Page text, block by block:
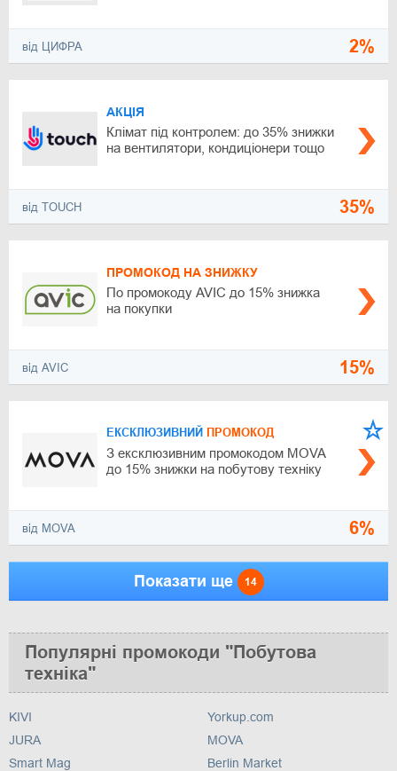
від ЦИФРА 2%
АКЦІЯ
Клімат під контролем: до 35% знижки
на вентилятори, кондиціонери тощо
від TOUCH 35%
ПРОМОКОД НА ЗНИЖКУ
По промокоду AVIC до 15% знижка
на покупки
від AVIC 15%
ЕКСКЛЮЗИВНИЙ ПРОМОКОД
З ексклюзивним промокодом MOVA
до 15% знижки на побутову техніку
від MOVA 6%
Показати ще 14
Популярні промокоди "Побутова
техніка"
KIVI
JURA
Yorkup.com
MOVA
Smart Mag
Berlin Market